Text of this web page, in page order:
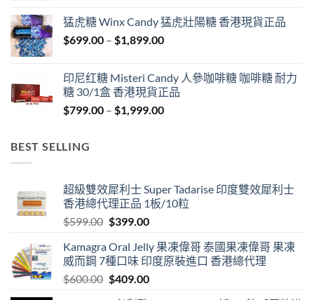
through
$1,849.00
猛虎糖 Winx Candy 猛虎壯陽糖 香港現貨正品
$699.00 – $1,899.00Price
through
$1,899.00
印尼红糖 Misteri Candy 人參咖啡糖 咖啡糖 耐力
糖 30/1盒 香港現貨正品
$799.00 – $1,999.00Price
BEST SELLING
超級雙效犀利士 Super Tadarise 印度雙效犀利士
香港總代理正品 1板/10粒
$599.00 Original
was:
$599.00.
$399.00Current
is:
$399.00.
Kamagra Oral Jelly 果凍偉哥 泰國果凍偉哥 果凍
威而鋼 7種口味 印度原裝進口 香港總代理
$600.00 Original
$409.00Current